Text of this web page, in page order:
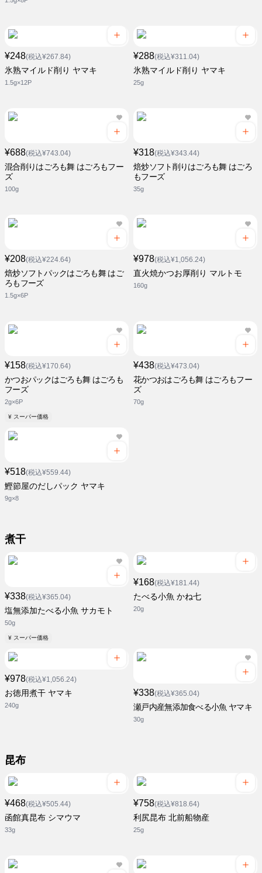
¥248(税込¥267.84)
氷熟マイルド削り ヤマキ
1.5g×12P
¥288(税込¥311.04)
氷熟マイルド削り ヤマキ
25g
¥688(税込¥743.04)
混合削りはごろも舞 はごろもフー
ズ
100g
¥318(税込¥343.44)
焙炒ソフト削りはごろも舞 はごろ
もフーズ
35g
¥208(税込¥224.64)
焙炒ソフトパックはごろも舞 はご
ろもフーズ
1.5g×6P
¥978(税込¥1,056.24)
直火焼かつお厚削り マルトモ
160g
¥158(税込¥170.64)
かつおパックはごろも舞 はごろも
フーズ
2g×6P
¥ スーパー価格
¥438(税込¥473.04)
花かつおはごろも舞 はごろもフー
ズ
70g
¥518(税込¥559.44)
鰹節屋のだしパック ヤマキ
9g×8
煮干
¥338(税込¥365.04)
塩無添加たべる小魚 サカモト
50g
¥ スーパー価格
¥168(税込¥181.44)
たべる小魚 かね七
20g
¥978(税込¥1,056.24)
お徳用煮干 ヤマキ
240g
¥338(税込¥365.04)
瀬戸内産無添加食べる小魚 ヤマキ
30g
昆布
¥468(税込¥505.44)
函館真昆布 シマウマ
33g
¥758(税込¥818.64)
利尻昆布 北前船物産
25g